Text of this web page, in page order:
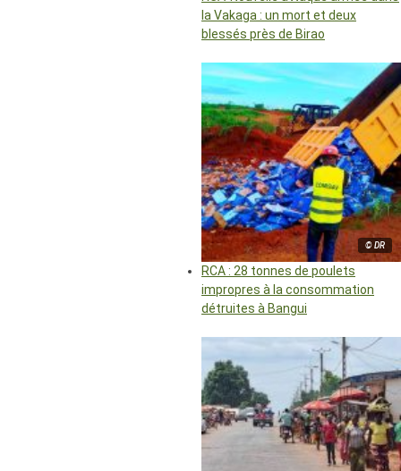
la Vakaga : un mort et deux
blessés près de Birao
© DR
RCA : 28 tonnes de poulets
impropres à la consommation
détruites à Bangui